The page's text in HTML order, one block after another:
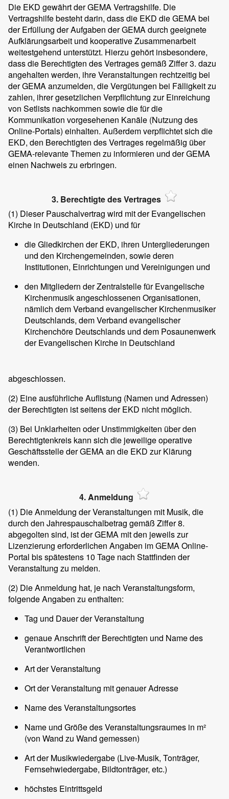
Die EKD gewährt der GEMA Vertragshilfe. Die
Vertragshilfe besteht darin, dass die EKD die GEMA bei
der Erfüllung der Aufgaben der GEMA durch geeignete
Aufklärungsarbeit und kooperative Zusammenarbeit
weitestgehend unterstützt. Hierzu gehört insbesondere,
dass die Berechtigten des Vertrages gemäß Ziffer 3. dazu
angehalten werden, ihre Veranstaltungen rechtzeitig bei
der GEMA anzumelden, die Vergütungen bei Fälligkeit zu
zahlen, ihrer gesetzlichen Verpflichtung zur Einreichung
von Setlists nachkommen sowie die für die
Kommunikation vorgesehenen Kanäle (Nutzung des
Online-Portals) einhalten. Außerdem verpflichtet sich die
EKD, den Berechtigten des Vertrages regelmäßig über
GEMA-relevante Themen zu informieren und der GEMA
einen Nachweis zu erbringen.
3. Berechtigte des Vertrages
(1) Dieser Pauschalvertrag wird mit der Evangelischen
Kirche in Deutschland (EKD) und für
die Gliedkirchen der EKD, ihren Untergliederungen
und den Kirchengemeinden, sowie deren
Institutionen, Einrichtungen und Vereinigungen und
den Mitgliedern der Zentralstelle für Evangelische
Kirchenmusik angeschlossenen Organisationen,
nämlich dem Verband evangelischer Kirchenmusiker
Deutschlands, dem Verband evangelischer
Kirchenchöre Deutschlands und dem Posaunenwerk
der Evangelischen Kirche in Deutschland
abgeschlossen.
(2) Eine ausführliche Auflistung (Namen und Adressen)
der Berechtigten ist seitens der EKD nicht möglich.
(3) Bei Unklarheiten oder Unstimmigkeiten über den
Berechtigtenkreis kann sich die jeweilige operative
Geschäftsstelle der GEMA an die EKD zur Klärung
wenden.
4. Anmeldung
(1) Die Anmeldung der Veranstaltungen mit Musik, die
durch den Jahrespauschalbetrag gemäß Ziffer 8.
abgegolten sind, ist der GEMA mit den jeweils zur
Lizenzierung erforderlichen Angaben im GEMA Online-
Portal bis spätestens 10 Tage nach Stattfinden der
Veranstaltung zu melden.
(2) Die Anmeldung hat, je nach Veranstaltungsform,
folgende Angaben zu enthalten:
Tag und Dauer der Veranstaltung
genaue Anschrift der Berechtigten und Name des
Verantwortlichen
Art der Veranstaltung
Ort der Veranstaltung mit genauer Adresse
Name des Veranstaltungsortes
Name und Größe des Veranstaltungsraumes in m²
(von Wand zu Wand gemessen)
Art der Musikwiedergabe (Live-Musik, Tonträger,
Fernsehwiedergabe, Bildtonträger, etc.)
höchstes Eintrittsgeld